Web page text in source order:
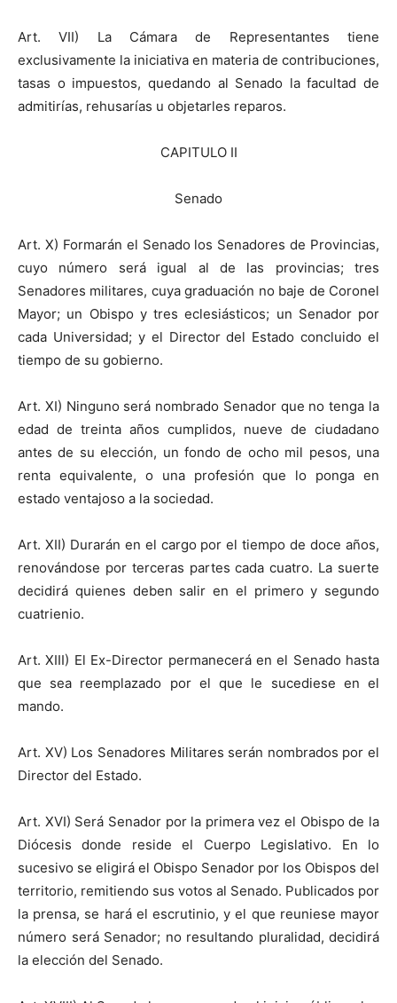
Art. VII) La Cámara de Representantes tiene
exclusivamente la iniciativa en materia de contribuciones,
tasas o impuestos, quedando al Senado la facultad de
admitirías, rehusarías u objetarles reparos.
CAPITULO II
Senado
Art. X) Formarán el Senado los Senadores de Provincias,
cuyo número será igual al de las provincias; tres
Senadores militares, cuya graduación no baje de Coronel
Mayor; un Obispo y tres eclesiásticos; un Senador por
cada Universidad; y el Director del Estado concluido el
tiempo de su gobierno.
Art. XI) Ninguno será nombrado Senador que no tenga la
edad de treinta años cumplidos, nueve de ciudadano
antes de su elección, un fondo de ocho mil pesos, una
renta equivalente, o una profesión que lo ponga en
estado ventajoso a la sociedad.
Art. XII) Durarán en el cargo por el tiempo de doce años,
renovándose por terceras partes cada cuatro. La suerte
decidirá quienes deben salir en el primero y segundo
cuatrienio.
Art. XIII) El Ex-Director permanecerá en el Senado hasta
que sea reemplazado por el que le sucediese en el
mando.
Art. XV) Los Senadores Militares serán nombrados por el
Director del Estado.
Art. XVI) Será Senador por la primera vez el Obispo de la
Diócesis donde reside el Cuerpo Legislativo. En lo
sucesivo se eligirá el Obispo Senador por los Obispos del
territorio, remitiendo sus votos al Senado. Publicados por
la prensa, se hará el escrutinio, y el que reuniese mayor
número será Senador; no resultando pluralidad, decidirá
la elección del Senado.